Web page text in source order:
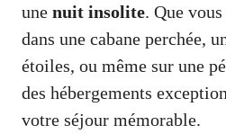
une nuit insolite. Que
dans une cabane perchée,
étoiles, ou même sur une
des hébergements
votre séjour mémorable.